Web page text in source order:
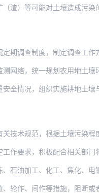
渣）等可能对土壤造成污染
期调查制度，制定调查工作
一规划农用地土壤环境质量国控
施耕地土壤与农产品协同监测，
土壤污染程度、农产品质量情况
合相关部门将符合条件的优先保
、焦化、电镀、制革等行业企业
间作等措施，阻断或者减少污